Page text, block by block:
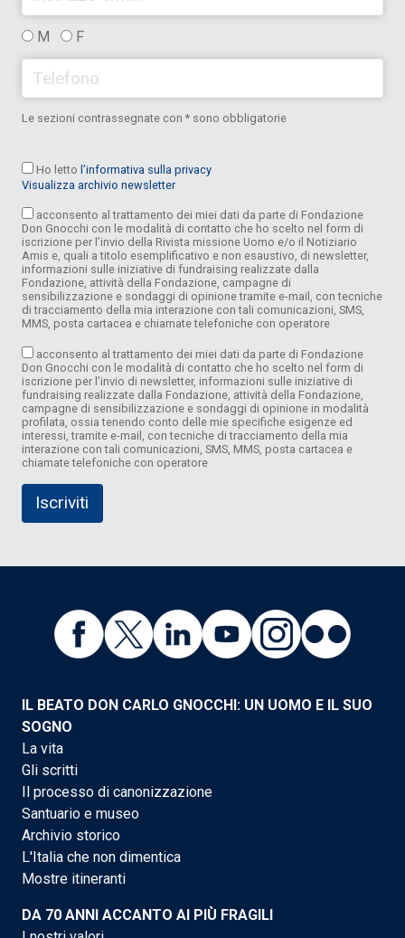
M F
Le sezioni contrassegnate con * sono obbligatorie
Ho letto l’informativa sulla privacy
Visualizza archivio newsletter
acconsento al trattamento dei miei dati da parte di Fondazione
Don Gnocchi con le modalità di contatto che ho scelto nel form di
iscrizione per l’invio della Rivista missione Uomo e/o il Notiziario
Amis e, quali a titolo esemplificativo e non esaustivo, di newsletter,
informazioni sulle iniziative di fundraising realizzate dalla
Fondazione, attività della Fondazione, campagne di
sensibilizzazione e sondaggi di opinione tramite e-mail, con tecniche
di tracciamento della mia interazione con tali comunicazioni, SMS,
MMS, posta cartacea e chiamate telefoniche con operatore
acconsento al trattamento dei miei dati da parte di Fondazione
Don Gnocchi con le modalità di contatto che ho scelto nel form di
iscrizione per l’invio di newsletter, informazioni sulle iniziative di
fundraising realizzate dalla Fondazione, attività della Fondazione,
campagne di sensibilizzazione e sondaggi di opinione in modalità
profilata, ossia tenendo conto delle mie specifiche esigenze ed
interessi, tramite e-mail, con tecniche di tracciamento della mia
interazione con tali comunicazioni, SMS, MMS, posta cartacea e
chiamate telefoniche con operatore
IL BEATO DON CARLO GNOCCHI: UN UOMO E IL SUO
SOGNO
La vita
Gli scritti
Il processo di canonizzazione
Santuario e museo
Archivio storico
L'Italia che non dimentica
Mostre itineranti
DA 70 ANNI ACCANTO AI PIÙ FRAGILI